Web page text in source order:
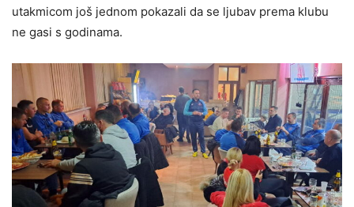
utakmicom još jednom pokazali da se ljubav prema klubu
ne gasi s godinama.